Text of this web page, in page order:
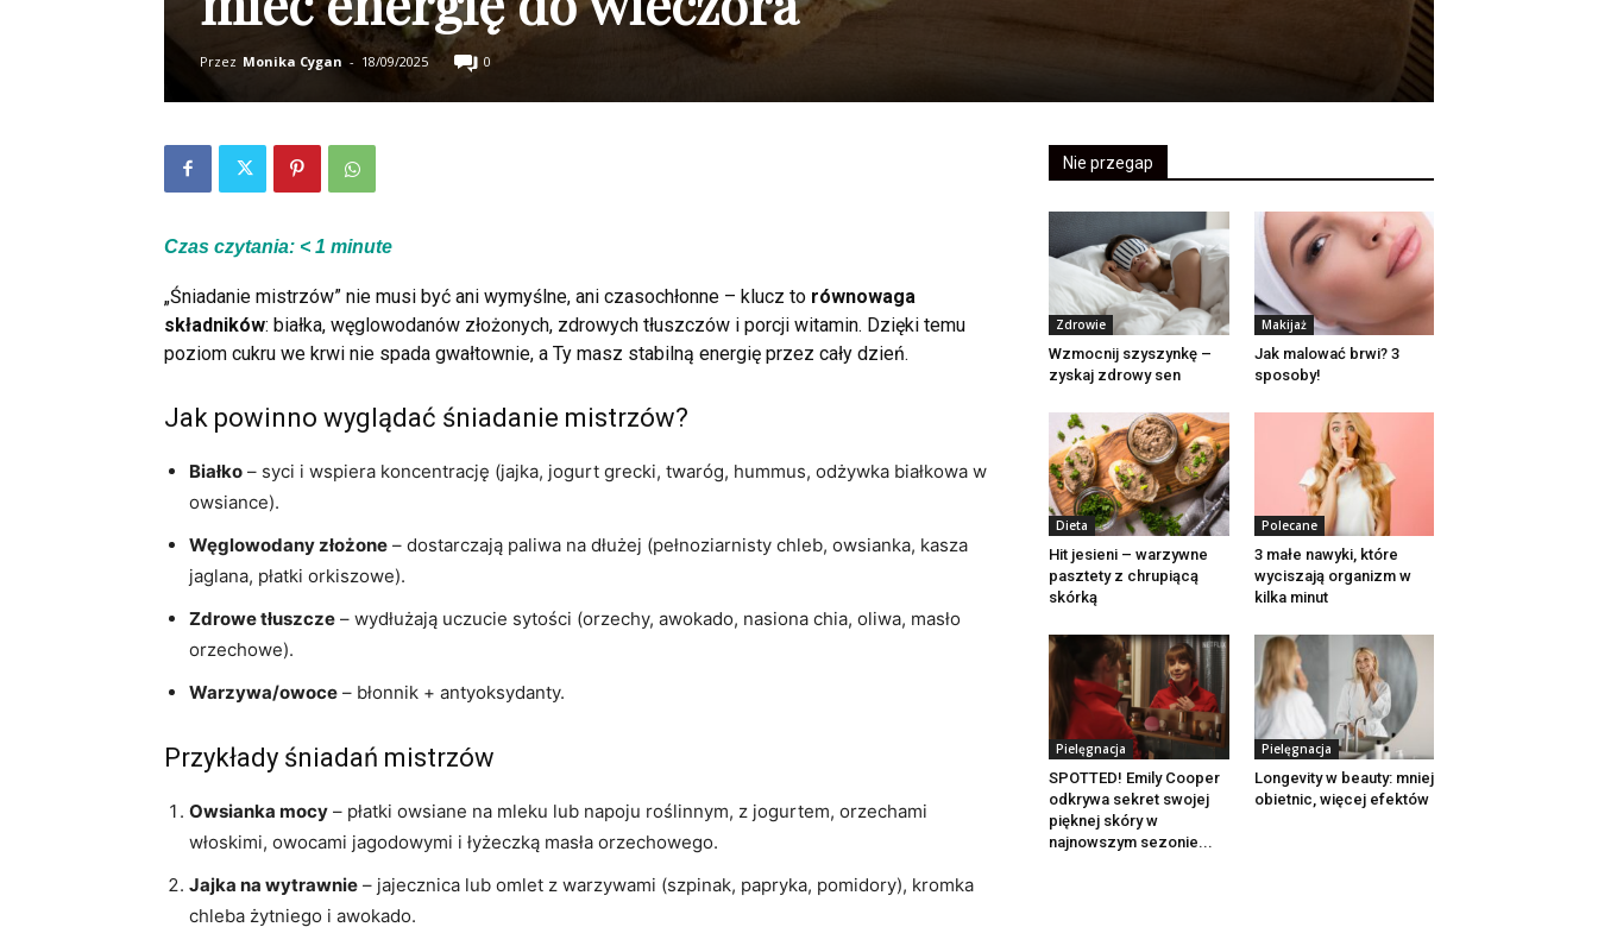
Przez Monika Cygan - 18/09/2025 0
Czas czytania: < 1 minute
„Śniadanie mistrzów” nie musi być ani wymyślne, ani czasochłonne – klucz to równowaga
składników: białka, węglowodanów złożonych, zdrowych tłuszczów i porcji witamin. Dzięki temu
poziom cukru we krwi nie spada gwałtownie, a Ty masz stabilną energię przez cały dzień.
Jak powinno wyglądać śniadanie mistrzów?
Białko – syci i wspiera koncentrację (jajka, jogurt grecki, twaróg, hummus, odżywka białkowa w
owsiance).
Węglowodany złożone – dostarczają paliwa na dłużej (pełnoziarnisty chleb, owsianka, kasza
jaglana, płatki orkiszowe).
Zdrowe tłuszcze – wydłużają uczucie sytości (orzechy, awokado, nasiona chia, oliwa, masło
orzechowe).
Warzywa/owoce – błonnik + antyoksydanty.
Przykłady śniadań mistrzów
Owsianka mocy – płatki owsiane na mleku lub napoju roślinnym, z jogurtem, orzechami
włoskimi, owocami jagodowymi i łyżeczką masła orzechowego.
Jajka na wytrawnie – jajecznica lub omlet z warzywami (szpinak, papryka, pomidory), kromka
chleba żytniego i awokado.
Nie przegap
Zdrowie
Wzmocnij szyszynkę –
zyskaj zdrowy sen
Makijaż
Jak malować brwi? 3
sposoby!
Dieta
Hit jesieni – warzywne
pasztety z chrupiącą
skórką
Polecane
3 małe nawyki, które
wyciszają organizm w
kilka minut
Pielęgnacja
SPOTTED! Emily Cooper
odkrywa sekret swojej
pięknej skóry w
najnowszym sezonie...
Pielęgnacja
Longevity w beauty: mniej
obietnic, więcej efektów